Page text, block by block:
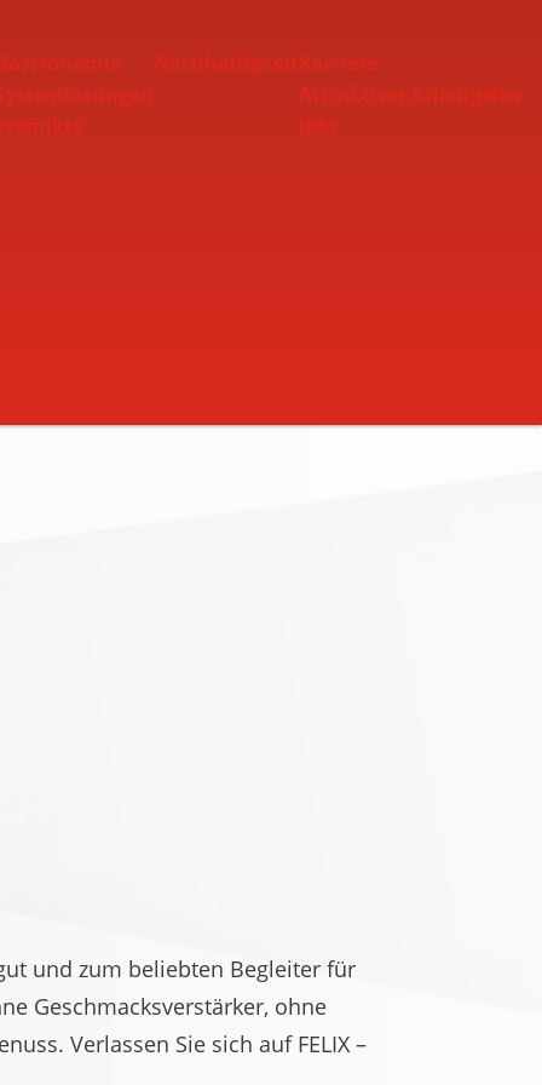
NachhaltigkeitKarriere
Attraktiver Arbeitgeber
Jobs
und zum beliebten Begleiter für
Geschmacksverstärker, ohne
Verlassen Sie sich auf FELIX –